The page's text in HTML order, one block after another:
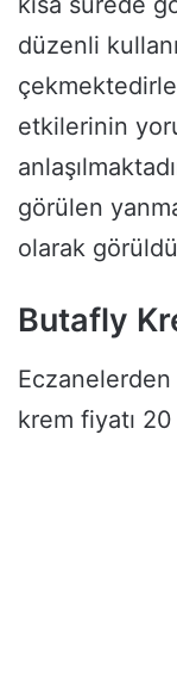
düzenli
etkilerinin
görülen
olarak
Butafly
krem fiyatı 20